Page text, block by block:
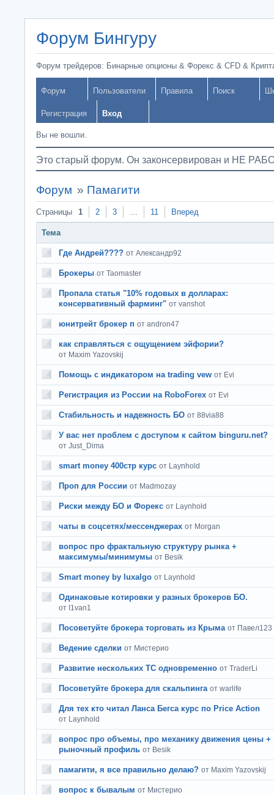
Форум Бингуру
Форум трейдеров: Бинарные опционы & Форекс & CFD &
Форум Пользователи Правила Поиск
Регистрация Вход
Вы не вошли.
Это старый форум. Он законсервирован и НЕ
Форум » Памагити
Страницы 1 2 3 … 11 Вперед
Тема
Где Андрей???? от Александр92
Брокеры от Taomaster
Пропала статья "10% годовых в долларах:
консервативный фарминг" от vanshot
юнитрейт брокер п от andron47
как справляться с ощущением эйфории?
от Maxim Yazovskij
Помощь с индикатором на trading vew от Evi
Регистрация из России на RoboForex от Evi
Стабильность и надежность БО от 88via88
У вас нет проблем с доступом к сайтом binguru.net?
от Just_Dima
smart money 400стр курс от Laynhold
Проп для России от Madmozay
Риски между БО и Форекс от Laynhold
чаты в соцсетях/мессенджерах от Morgan
вопрос про фрактальную структуру рынка +
максимумы/минимумы от Besik
Smart money by luxalgo от Laynhold
Одинаковые котировки у разных брокеров БО.
от I1van1
Посоветуйте брокера торговать из Крыма от Павел123
Ведение сделки от Мистерио
Развитие нескольких ТС одновременно от TraderLi
Посоветуйте брокера для скальпинга от warlife
Для тех кто читал Ланса Бегса курс по Price Action
от Laynhold
вопрос про объемы, про механику движения цены +
рыночный профиль от Besik
памагити, я все правильно делаю? от Maxim Yazovskij
вопрос к бывалым от Мистерио